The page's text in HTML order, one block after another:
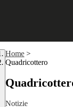
Home >
Quadricottero
Notizie